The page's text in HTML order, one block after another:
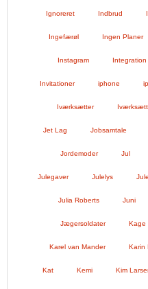
Ignoreret Indbrud
Ingefærøl Ingen Planer
Instagram Integration
Invitationer iphone
Iværksætter
Jet Lag Jobsamtale
Jordemoder Jul
Julegaver Julelys
Julia Roberts Juni
Jægersoldater Kage
Karel van Mander Karin
Kat Kemi Kim